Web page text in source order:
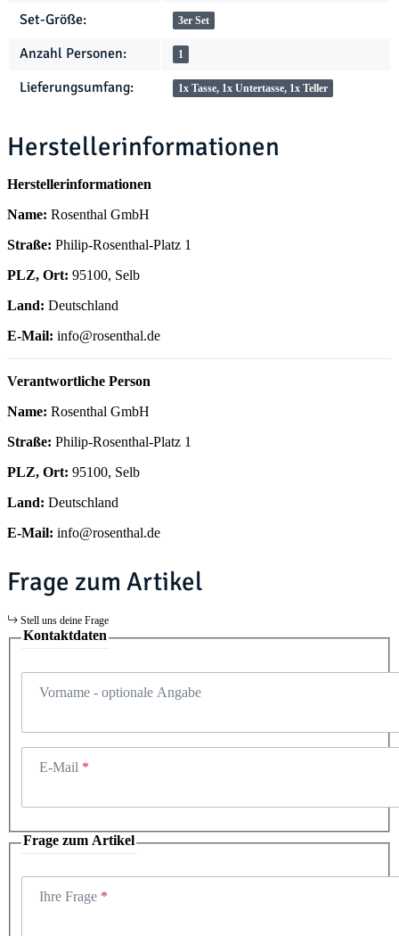
Set-Größe: 3er Set
Anzahl Personen: 1
Lieferungsumfang: 1x Tasse, 1x Untertasse, 1x Teller
Herstellerinformationen
Herstellerinformationen
Name: Rosenthal GmbH
Straße: Philip-Rosenthal-Platz 1
PLZ, Ort: 95100, Selb
Land: Deutschland
E-Mail: info@rosenthal.de
Verantwortliche Person
Name: Rosenthal GmbH
Straße: Philip-Rosenthal-Platz 1
PLZ, Ort: 95100, Selb
Land: Deutschland
E-Mail: info@rosenthal.de
Frage zum Artikel
Stell uns deine Frage
Kontaktdaten
Vorname - optionale Angabe
E-Mail
Frage zum Artikel
Ihre Frage